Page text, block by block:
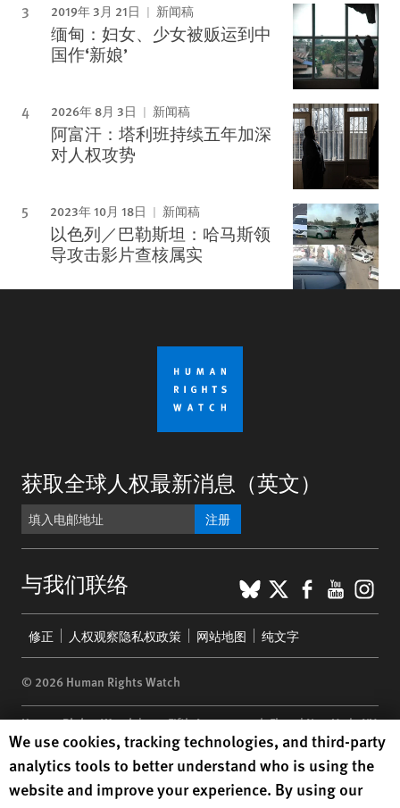
2019年 3月 21日 新闻稿
缅甸：妇女、少女被贩运到中
国作‘新娘’
2026年 8月 3日 新闻稿
阿富汗：塔利班持续五年加深
对人权攻势
2023年 10月 18日 新闻稿
以色列／巴勒斯坦：哈马斯领
导攻击影片查核属实
获取全球人权最新消息（英文）
注册
与我们联络 BlueSky
X
menu
修正 人权观察隐私权政策 网站地图 纯文字
© 2026 Human Rights Watch
Human Rights Watch| 350 Fifth Avenue, 34th Floor | New York,NY
10118-3299USA|t 1.212.290.4700
Human Rights Watchis a 501(C)(3) nonprofit registered in the US
under EIN: 13-2875808
Human Rights Watch cookie preferences
We use cookies, tracking technologies, and third-party
analytics tools to better understand who is using the
website and improve your experience. By using our